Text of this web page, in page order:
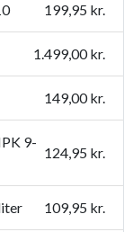
199,95 kr.
1.499,00 kr.
149,00 kr.
9-
124,95 kr.
109,95 kr.